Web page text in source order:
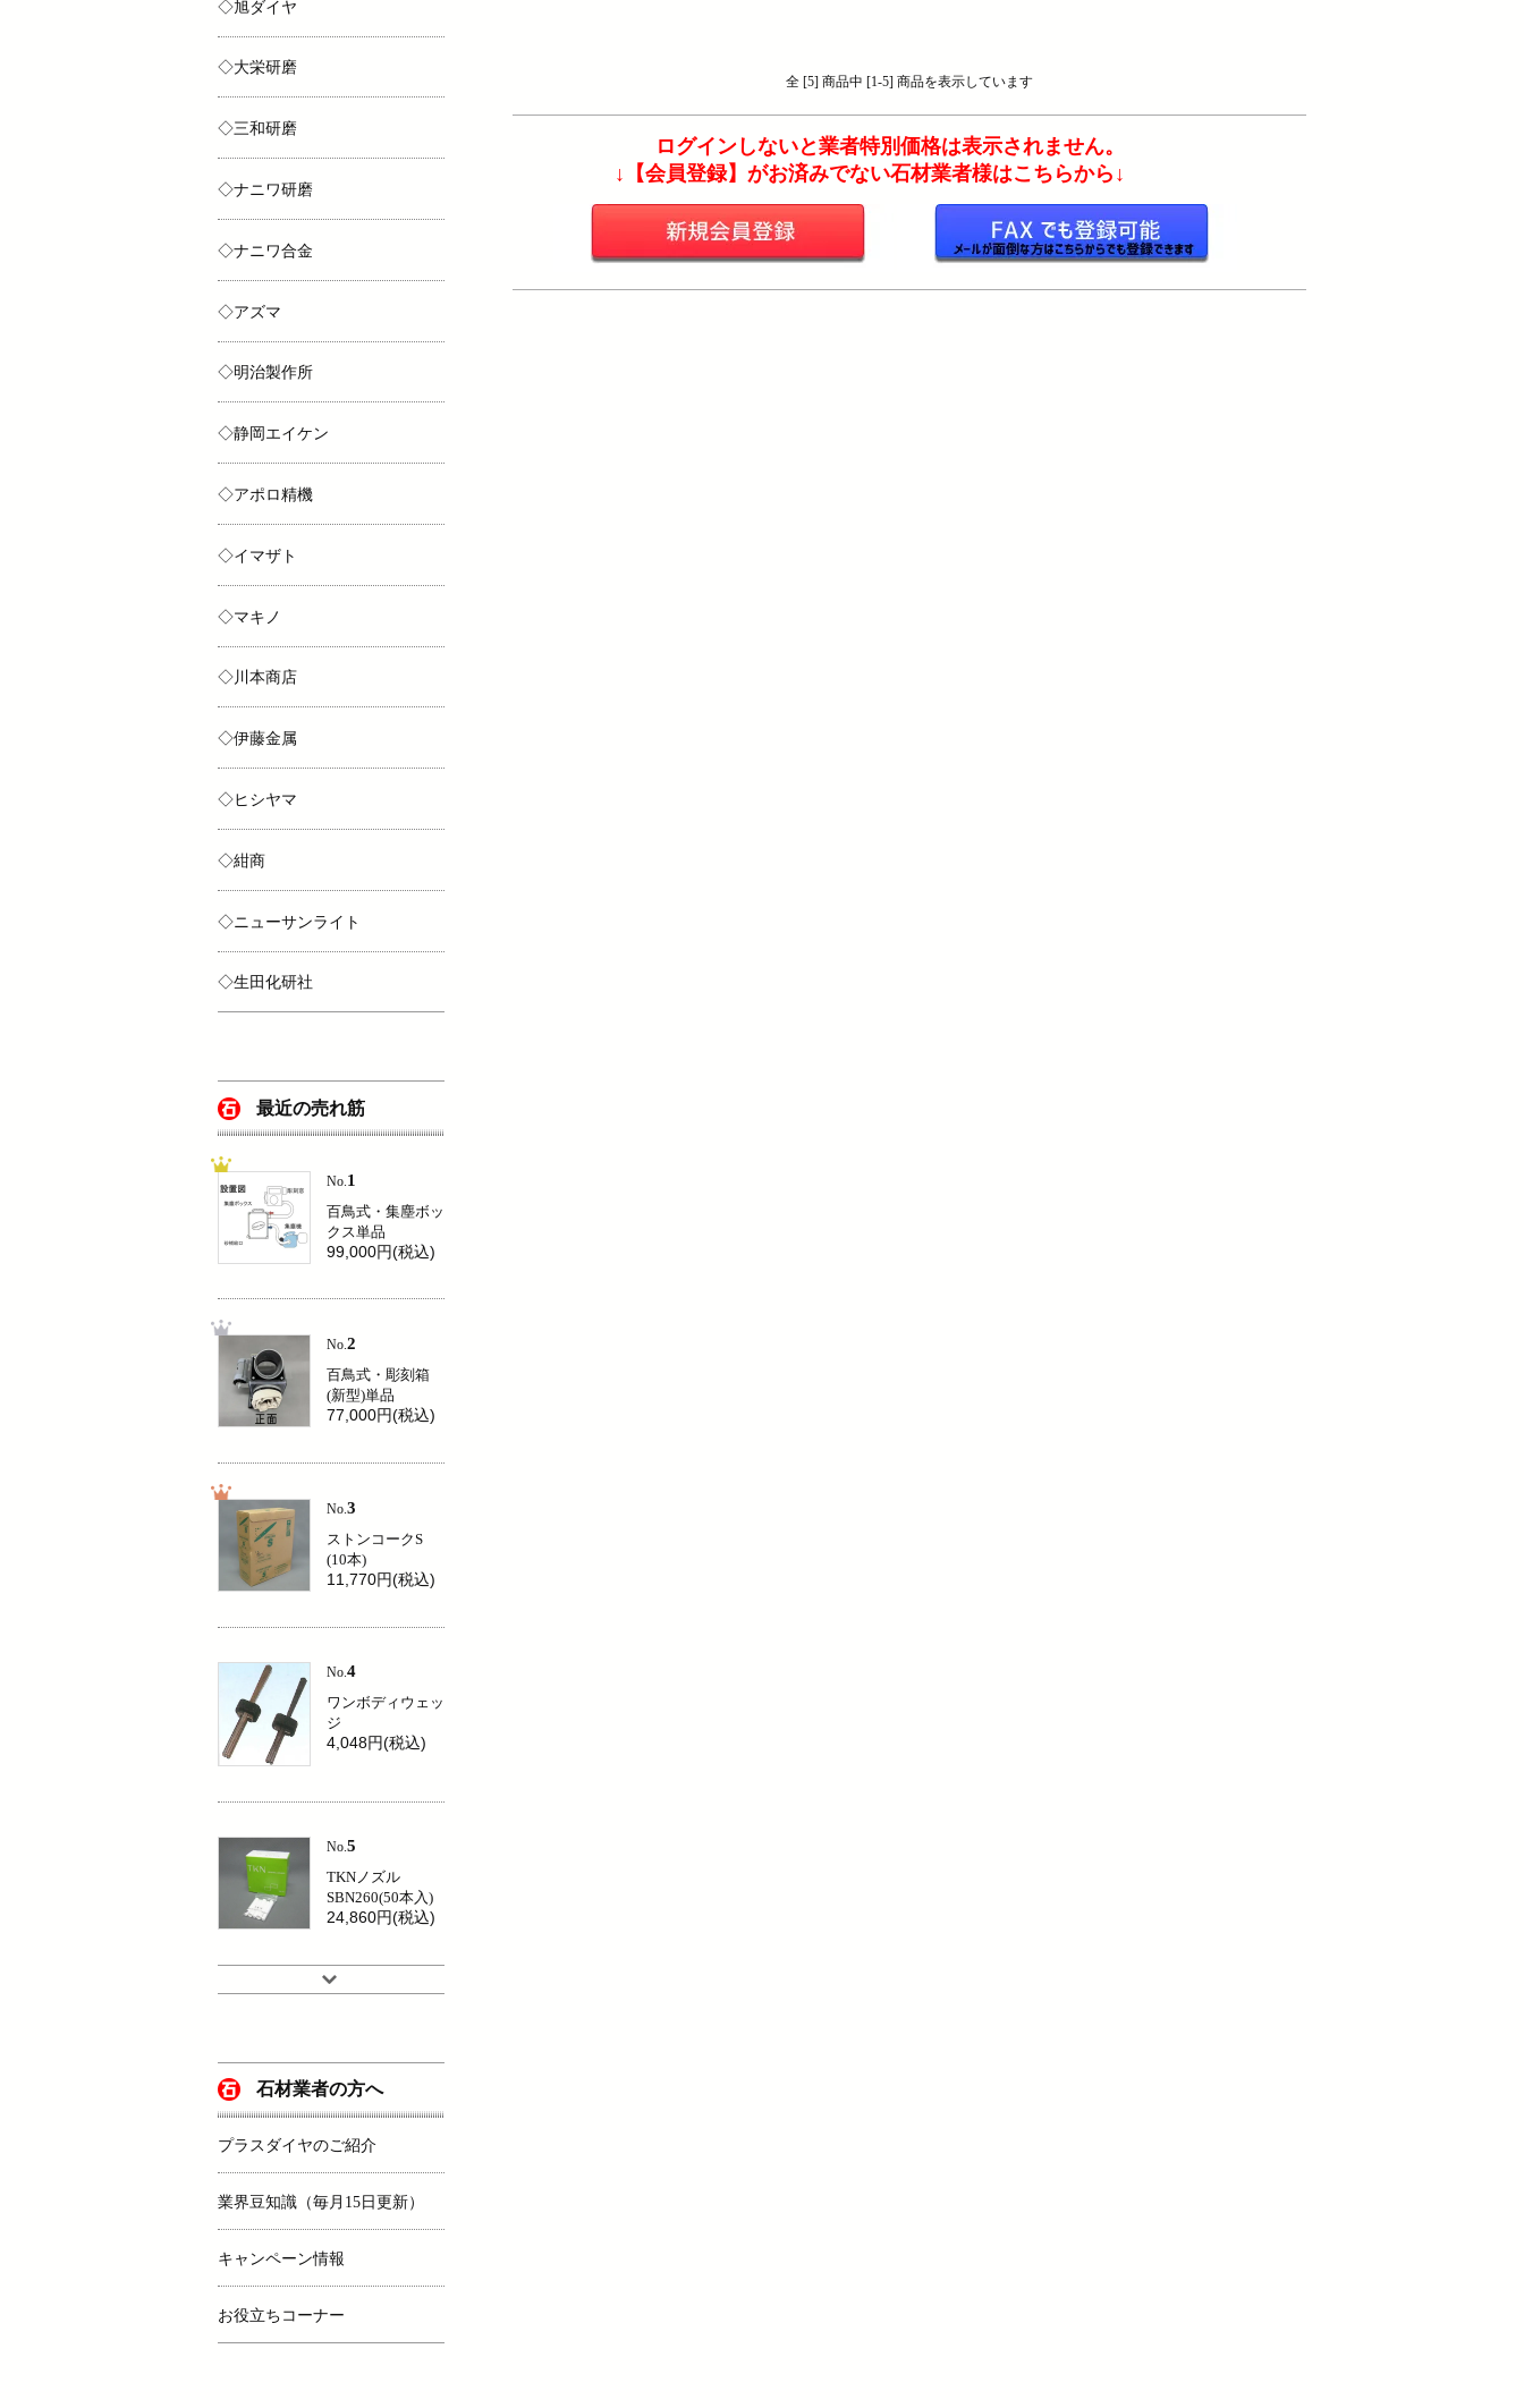
全 [5] 商品中 [1-5] 商品を表示しています
ログインしないと業者特別価格は表示されません。
↓【会員登録】がお済みでない石材業者様はこちらから↓
◇旭ダイヤ
◇大栄研磨
◇三和研磨
◇ナニワ研磨
◇ナニワ合金
◇アズマ
◇明治製作所
◇静岡エイケン
◇アポロ精機
◇イマザト
◇マキノ
◇川本商店
◇伊藤金属
◇ヒシヤマ
◇紺商
◇ニューサンライト
◇生田化研社
最近の売れ筋
No. 1
百鳥式・集塵ボッ
クス単品
99,000円(税込)
No.2
百鳥式・彫刻箱
(新型)単品
77,000円(税込)
No. 3
ストンコークS
(10本)
11,770円(税込)
No.4
ワンボディウェッ
ジ
4,048円(税込)
No.5
TKNノズル
SBN260(50本入)
24,860円(税込)
石材業者の方へ
プラスダイヤのご紹介
業界豆知識（毎月15日更新）
キャンペーン情報
お役立ちコーナー